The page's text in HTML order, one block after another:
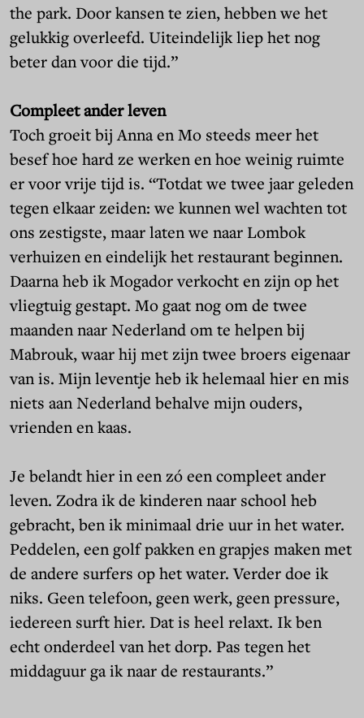
the park. Door kansen te zien, hebben we het
gelukkig overleefd. Uiteindelijk liep het nog
beter dan voor die tijd.”
Compleet ander leven
Toch groeit bij Anna en Mo steeds meer het
besef hoe hard ze werken en hoe weinig ruimte
er voor vrije tijd is. “Totdat we twee jaar geleden
tegen elkaar zeiden: we kunnen wel wachten tot
ons zestigste, maar laten we naar Lombok
verhuizen en eindelijk het restaurant beginnen.
Daarna heb ik Mogador verkocht en zijn op het
vliegtuig gestapt. Mo gaat nog om de twee
maanden naar Nederland om te helpen bij
Mabrouk, waar hij met zijn twee broers eigenaar
van is. Mijn leventje heb ik helemaal hier en mis
niets aan Nederland behalve mijn ouders,
vrienden en kaas.
Je belandt hier in een zó een compleet ander
leven. Zodra ik de kinderen naar school heb
gebracht, ben ik minimaal drie uur in het water.
Peddelen, een golf pakken en grapjes maken met
de andere surfers op het water. Verder doe ik
niks. Geen telefoon, geen werk, geen pressure,
iedereen surft hier. Dat is heel relaxt. Ik ben
echt onderdeel van het dorp. Pas tegen het
middaguur ga ik naar de restaurants.”